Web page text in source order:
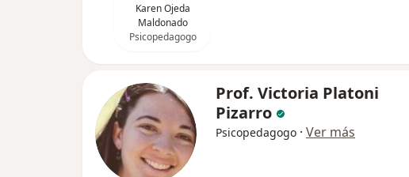
Karen Ojeda
Maldonado
Psicopedagogo
Prof. Victoria Platoni
Pizarro
Psicopedagogo · Ver más